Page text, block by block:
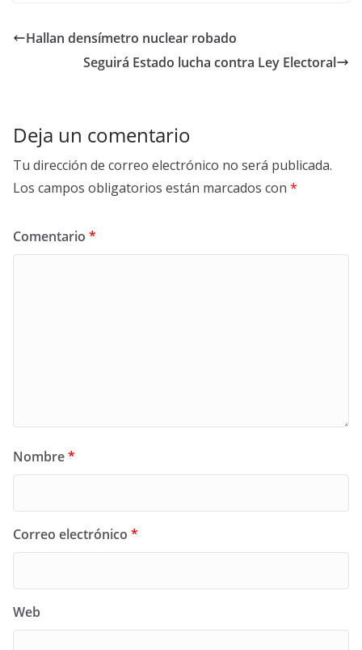
b er e
Hallan densímetro nuclear robado
Seguirá Estado lucha contra Ley Electoral
Deja un comentario
Tu dirección de correo electrónico no será publicada.
Los campos obligatorios están marcados con *
Comentario *
Nombre*
Correo electrónico *
Web